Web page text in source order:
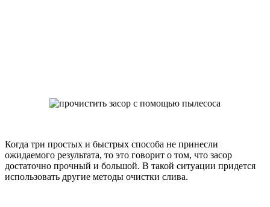
Когда три простых и быстрых способа не принесли
ожидаемого результата, то это говорит о том, что засор
достаточно прочный и большой. В такой ситуации придется
использовать другие методы очистки слива.